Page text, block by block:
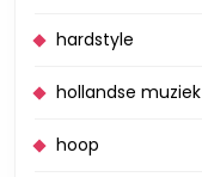
hardstyle
hollandse muziek
hoop